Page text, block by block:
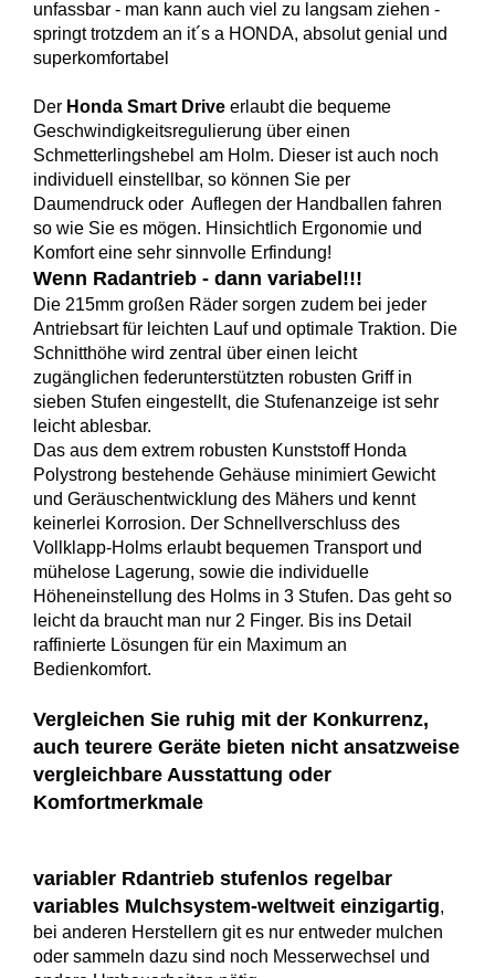
unfassbar - man kann auch viel zu langsam ziehen -
springt trotzdem an it´s a HONDA, absolut genial und
superkomfortabel
Der Honda Smart Drive erlaubt die bequeme
Geschwindigkeitsregulierung über einen
Schmetterlingshebel am Holm. Dieser ist auch noch
individuell einstellbar, so können Sie per
Daumendruck oder Auflegen der Handballen fahren
so wie Sie es mögen. Hinsichtlich Ergonomie und
Komfort eine sehr sinnvolle Erfindung!
Wenn Radantrieb - dann variabel!!!
Die 215mm großen Räder sorgen zudem bei jeder
Antriebsart für leichten Lauf und optimale Traktion. Die
Schnitthöhe wird zentral über einen leicht
zugänglichen federunterstützten robusten Griff in
sieben Stufen eingestellt, die Stufenanzeige ist sehr
leicht ablesbar.
Das aus dem extrem robusten Kunststoff Honda
Polystrong bestehende Gehäuse minimiert Gewicht
und Geräuschentwicklung des Mähers und kennt
keinerlei Korrosion. Der Schnellverschluss des
Vollklapp-Holms erlaubt bequemen Transport und
mühelose Lagerung, sowie die individuelle
Höheneinstellung des Holms in 3 Stufen. Das geht so
leicht da braucht man nur 2 Finger. Bis ins Detail
raffinierte Lösungen für ein Maximum an
Bedienkomfort.
Vergleichen Sie ruhig mit der Konkurrenz,
auch teurere Geräte bieten nicht ansatzweise
vergleichbare Ausstattung oder
Komfortmerkmale
variabler Rdantrieb stufenlos regelbar
variables Mulchsystem-weltweit einzigartig,
bei anderen Herstellern git es nur entweder mulchen
oder sammeln dazu sind noch Messerwechsel und